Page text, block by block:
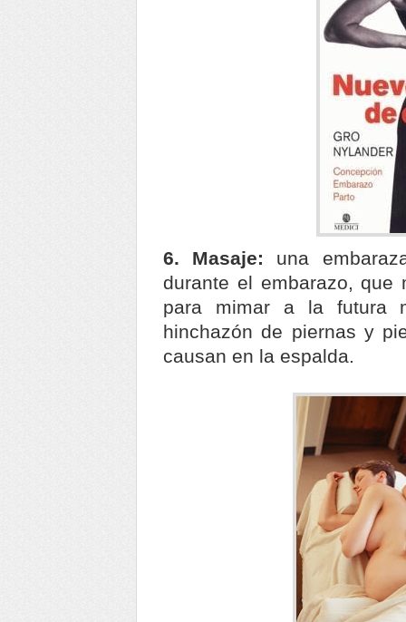
6. Masaje: una
durante el embarazo, que
para mimar a la futura
hinchazón de piernas y
causan en la espalda.